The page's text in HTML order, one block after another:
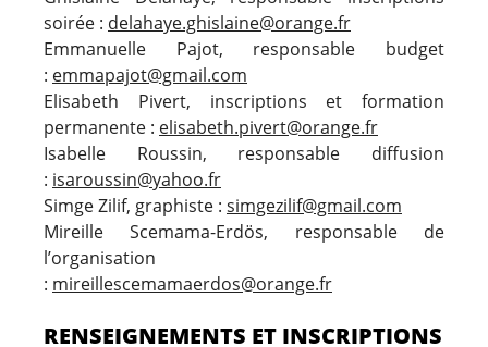
soirée : delahaye.ghislaine@orange.fr
Emmanuelle Pajot, responsable budget
: emmapajot@gmail.com
Elisabeth Pivert, inscriptions et formation
permanente : elisabeth.pivert@orange.fr
Isabelle Roussin, responsable diffusion
: isaroussin@yahoo.fr
Simge Zilif, graphiste : simgezilif@gmail.com
Mireille Scemama-Erdös, responsable de
l’organisation
: mireillescemamaerdos@orange.fr
RENSEIGNEMENTS ET INSCRIPTIONS